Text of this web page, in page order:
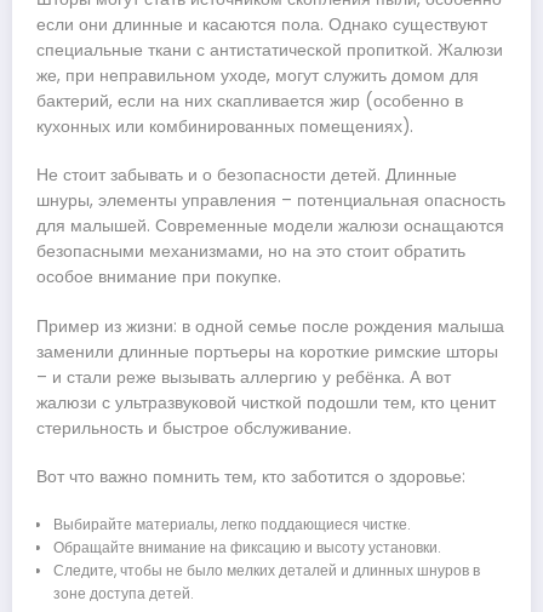
если они длинные и касаются пола. Однако существуют
специальные ткани с антистатической пропиткой. Жалюзи
же, при неправильном уходе, могут служить домом для
бактерий, если на них скапливается жир (особенно в
кухонных или комбинированных помещениях).
Не стоит забывать и о безопасности детей. Длинные
шнуры, элементы управления – потенциальная опасность
для малышей. Современные модели жалюзи оснащаются
безопасными механизмами, но на это стоит обратить
особое внимание при покупке.
Пример из жизни: в одной семье после рождения малыша
заменили длинные портьеры на короткие римские шторы
– и стали реже вызывать аллергию у ребёнка. А вот
жалюзи с ультразвуковой чисткой подошли тем, кто ценит
стерильность и быстрое обслуживание.
Вот что важно помнить тем, кто заботится о здоровье:
Выбирайте материалы, легко поддающиеся чистке.
Обращайте внимание на фиксацию и высоту установки.
Следите, чтобы не было мелких деталей и длинных шнуров в
зоне доступа детей.